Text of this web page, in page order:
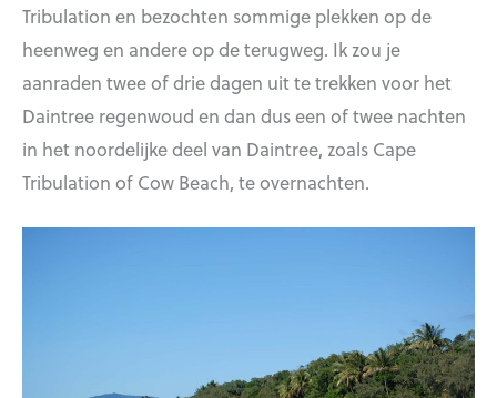
Tribulation en bezochten sommige plekken op de
heenweg en andere op de terugweg. Ik zou je
aanraden twee of drie dagen uit te trekken voor het
Daintree regenwoud en dan dus een of twee nachten
in het noordelijke deel van Daintree, zoals Cape
Tribulation of Cow Beach, te overnachten.